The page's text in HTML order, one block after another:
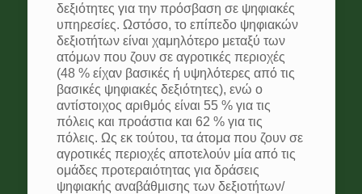
δεξιότητες για την πρόσβαση σε ψηφιακές
υπηρεσίες. Ωστόσο, το επίπεδο ψηφιακών
δεξιοτήτων είναι χαμηλότερο μεταξύ των
ατόμων που ζουν σε αγροτικές περιοχές
(48 % είχαν βασικές ή υψηλότερες από τις
βασικές ψηφιακές δεξιότητες), ενώ ο
αντίστοιχος αριθμός είναι 55 % για τις
πόλεις και προάστια και 62 % για τις
πόλεις. Ως εκ τούτου, τα άτομα που ζουν σε
αγροτικές περιοχές αποτελούν μία από τις
ομάδες προτεραιότητας για δράσεις
ψηφιακής αναβάθμισης των δεξιοτήτων/